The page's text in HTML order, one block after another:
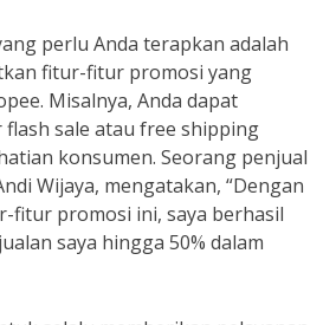
perlu Anda terapkan adalah
fitur-fitur promosi yang
Misalnya, Anda dapat
sale atau free shipping
konsumen. Seorang penjual
Wijaya, mengatakan, “Dengan
fitur promosi ini, saya berhasil
saya hingga 50% dalam